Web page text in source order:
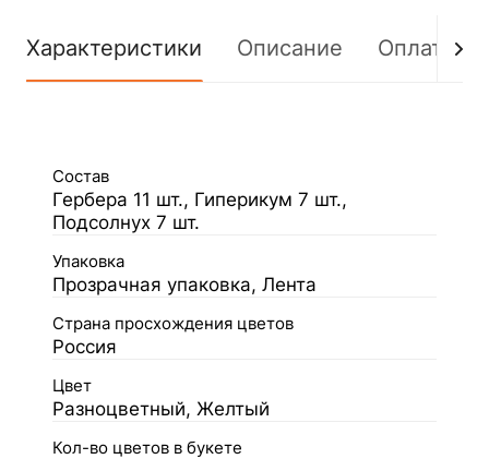
Характеристики Описание Оплата
Состав
Гербера 11 шт., Гиперикум 7 шт.,
Подсолнух 7 шт.
Упаковка
Прозрачная упаковка, Лента
Страна просхождения цветов
Россия
Цвет
Разноцветный, Желтый
Кол-во цветов в букете